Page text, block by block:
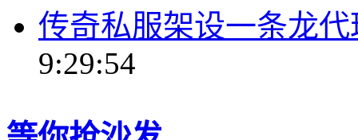
传奇私服架设一条龙
9:29:54